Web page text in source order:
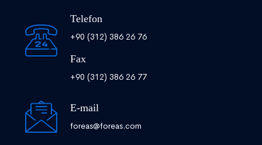
Telefon
+90 (312) 386 26 76
Fax
+90 (312) 386 26 77
E-mail
foreas@foreas.com